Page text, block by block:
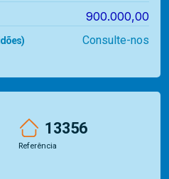
900.000,00
Consulte-nos
13356
Referência